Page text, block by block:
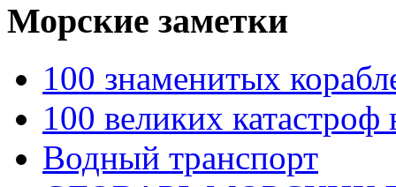
Морские заметки
100 знаменитых
100 великих катастроф
Водный транспорт